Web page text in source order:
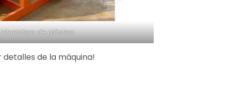
de plástico
de la máquina!